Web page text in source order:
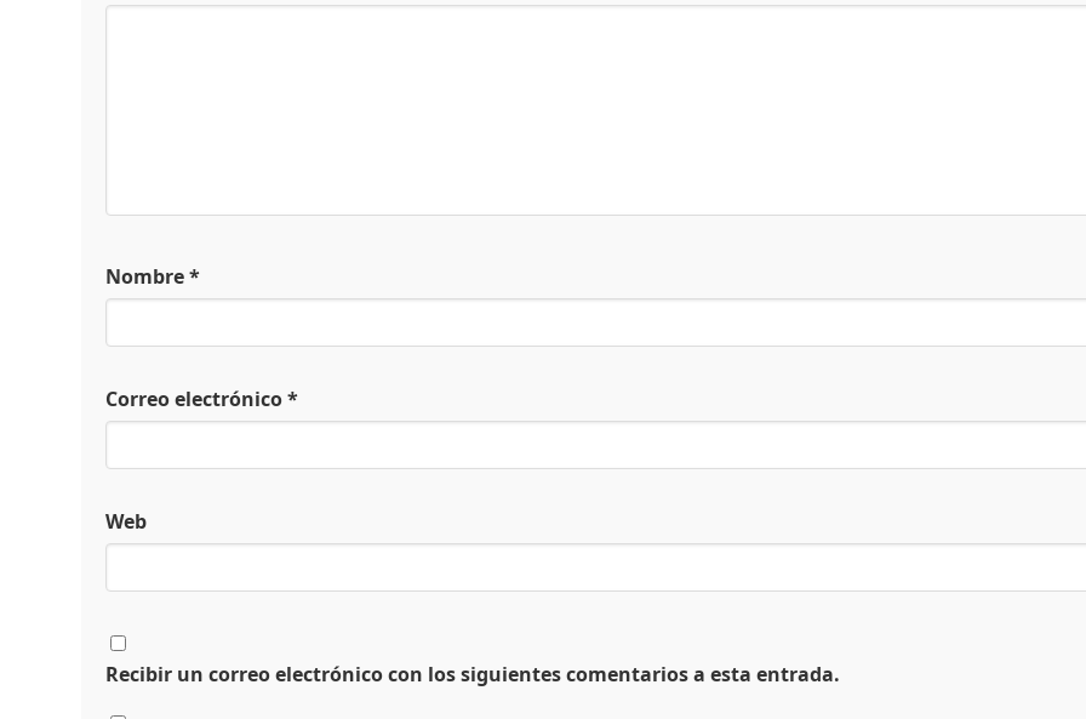
Nombre*
Correo electrónico*
Web
Recibir un correo electrónico con los siguientes comentarios a esta entrada.